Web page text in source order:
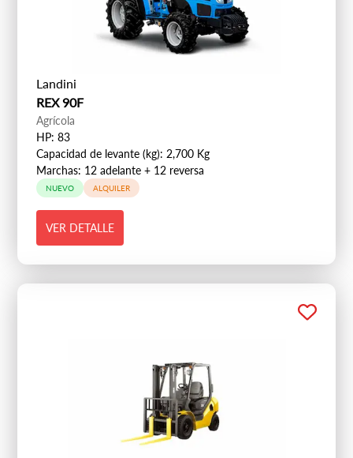
Landini
REX 90F
Agrícola
HP: 83
Capacidad de levante (kg): 2,700 Kg
Marchas: 12 adelante + 12 reversa
NUEVO ALQUILER
VER DETALLE